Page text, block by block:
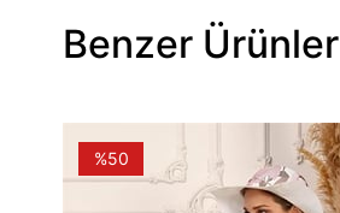
Benzer Ürünler
%50